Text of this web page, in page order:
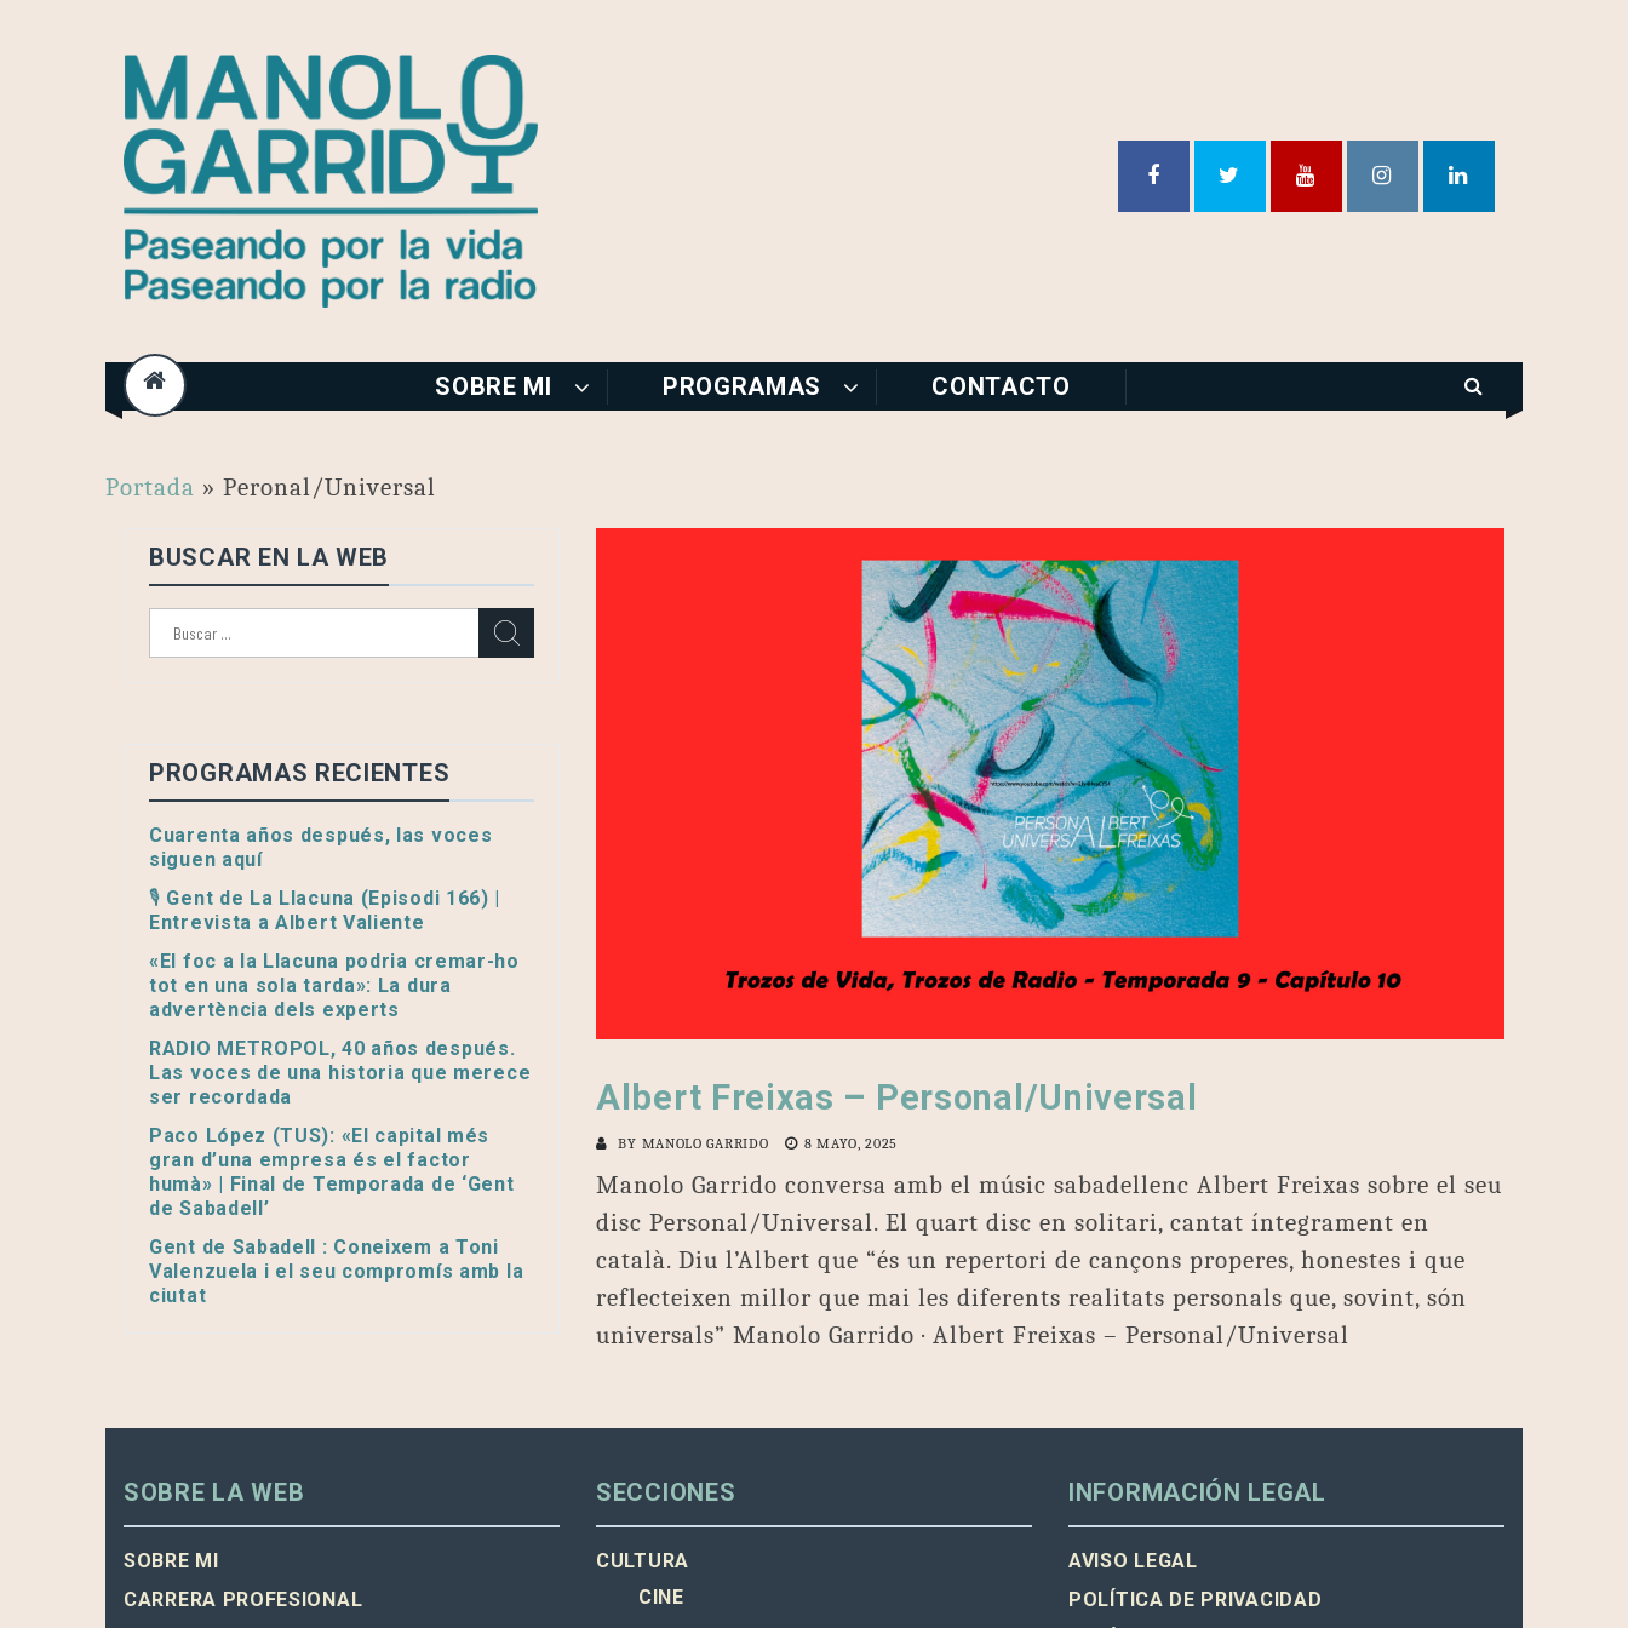
content
SOBRE MI PROGRAMAS CONTACTO
Portada » Peronal/Universal
Albert Freixas – Personal/Universal
BY MANOLO GARRIDO 8 MAYO, 2025
Manolo Garrido conversa amb el músic sabadellenc Albert Freixas sobre el seu
disc Personal/Universal. El quart disc en solitari, cantat íntegrament en
català. Diu l’Albert que “és un repertori de cançons properes, honestes i que
reflecteixen millor que mai les diferents realitats personals que, sovint, són
universals” Manolo Garrido · Albert Freixas – Personal/Universal
BUSCAR EN LA WEB
PROGRAMAS RECIENTES
Cuarenta años después, las voces
siguen aquí
🎙️ Gent de La Llacuna (Episodi 166) |
Entrevista a Albert Valiente
«El foc a la Llacuna podria cremar-ho
tot en una sola tarda»: La dura
advertència dels experts
RADIO METROPOL, 40 años después.
Las voces de una historia que merece
ser recordada
Paco López (TUS): «El capital més
gran d’una empresa és el factor
humà» | Final de Temporada de ‘Gent
de Sabadell’
Gent de Sabadell : Coneixem a Toni
Valenzuela i el seu compromís amb la
ciutat
SOBRE LA WEB
SOBRE MI
CARRERA PROFESIONAL
SECCIONES
CULTURA
CINE
INFORMACIÓN LEGAL
AVISO LEGAL
POLÍTICA DE PRIVACIDAD